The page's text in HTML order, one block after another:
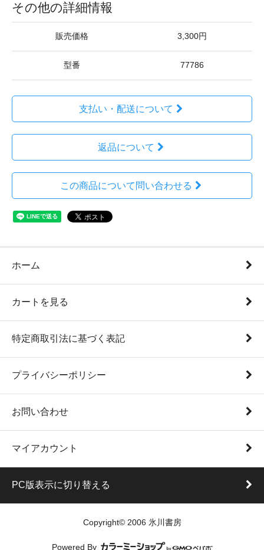
その他の詳細情報
販売価格 3,300円
型番 77786
支払い・配送について
返品について
この商品について問い合わせる
ホーム
カートを見る
特定商取引法に基づく表記
プライバシーポリシー
お問い合わせ
マイアカウント
PC版表示に切り替える
Copyright© 2006 氷川書房
Powered By